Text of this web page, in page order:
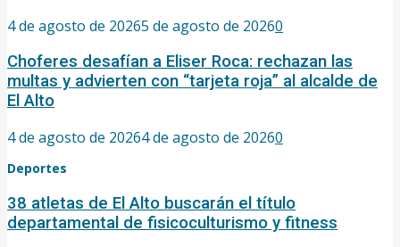
4 de agosto de 20265 de agosto de 20260
Choferes desafían a Eliser Roca: rechazan las
multas y advierten con “tarjeta roja” al alcalde de
El Alto
4 de agosto de 20264 de agosto de 20260
Deportes
38 atletas de El Alto buscarán el título
departamental de fisicoculturismo y fitness